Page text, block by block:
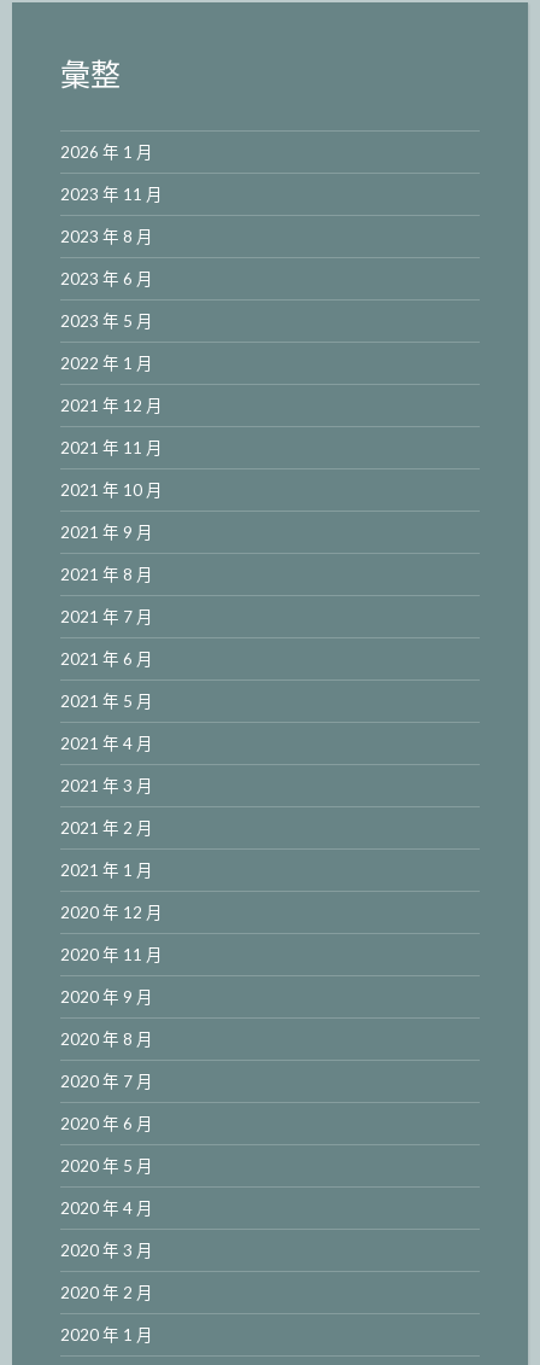
彙整
2026 年 1 月
2023 年 11 月
2023 年 8 月
2023 年 6 月
2023 年 5 月
2022 年 1 月
2021 年 12 月
2021 年 11 月
2021 年 10 月
2021 年 9 月
2021 年 8 月
2021 年 7 月
2021 年 6 月
2021 年 5 月
2021 年 4 月
2021 年 3 月
2021 年 2 月
2021 年 1 月
2020 年 12 月
2020 年 11 月
2020 年 9 月
2020 年 8 月
2020 年 7 月
2020 年 6 月
2020 年 5 月
2020 年 4 月
2020 年 3 月
2020 年 2 月
2020 年 1 月